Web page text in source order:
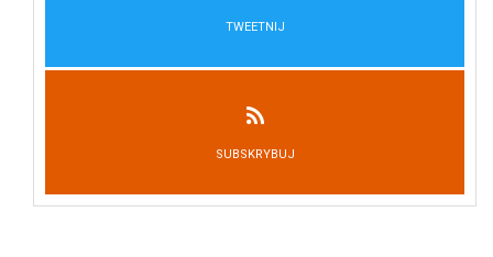
TWEETNIJ
SUBSKRYBUJ